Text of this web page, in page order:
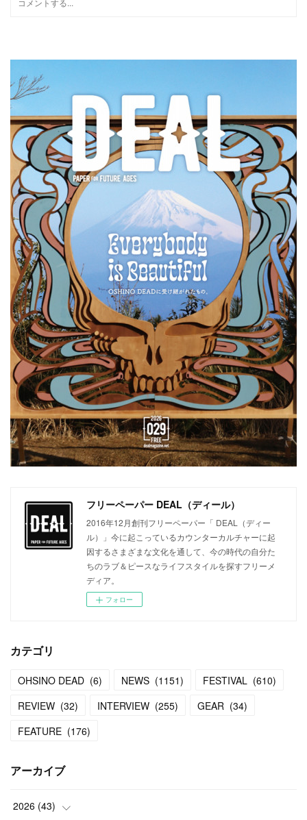
フリーペーパー DEAL（ディール）
2016年12月創刊フリーペーパー「 DEAL（ディー
ル）」今に起こっているカウンターカルチャーに起
因するさまざまな文化を通して、今の時代の自分た
ちのラブ＆ピースなライフスタイルを探すフリーメ
ディア。
フォロー
カテゴリ
OHSINO DEAD (6) NEWS (1151) FESTIVAL (610)
REVIEW (32) INTERVIEW (255) GEAR (34)
FEATURE (176)
アーカイブ
2026 (43)